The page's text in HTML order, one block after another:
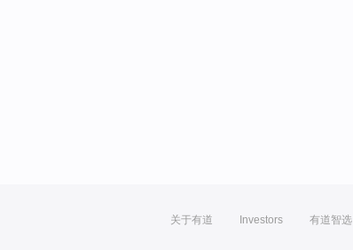
关于有道 Investors 有道智选